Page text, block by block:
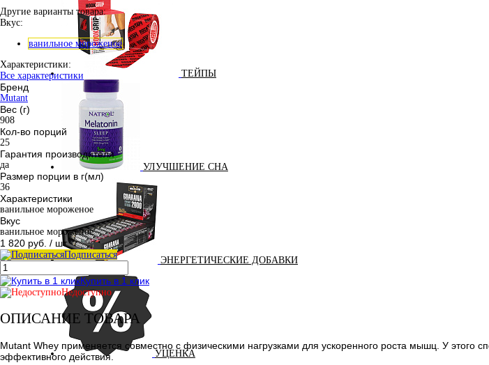
ТЕЙПЫ
УЛУЧШЕНИЕ СНА
ЭНЕРГЕТИЧЕСКИЕ ДОБАВКИ
УЦЕНКА
Другие варианты товара:
Вкус:
ванильное мороженое
Характеристики:
Все характеристики
Бренд
Mutant
Вес (г)
908
Кол-во порций
25
Гарантия производителя
да
Размер порции в г(мл)
36
Характеристики
ванильное мороженое
Вкус
ванильное мороженое
1 820 руб. / шт
Подписаться
Купить в 1 клик
Недоступно
ОПИСАНИЕ ТОВАРА
Mutant Whey применяется совместно с физическими нагрузками для ускоренного роста мышц. У
эффективного действия.